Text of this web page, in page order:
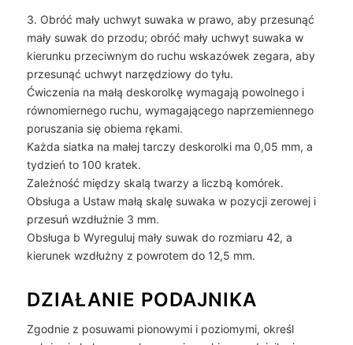
3. Obróć mały uchwyt suwaka w prawo, aby przesunąć
mały suwak do przodu; obróć mały uchwyt suwaka w
kierunku przeciwnym do ruchu wskazówek zegara, aby
przesunąć uchwyt narzędziowy do tyłu.
Ćwiczenia na małą deskorolkę wymagają powolnego i
równomiernego ruchu, wymagającego naprzemiennego
poruszania się obiema rękami.
Każda siatka na małej tarczy deskorolki ma 0,05 mm, a
tydzień to 100 kratek.
Zależność między skalą twarzy a liczbą komórek.
Obsługa a Ustaw małą skalę suwaka w pozycji zerowej i
przesuń wzdłużnie 3 mm.
Obsługa b Wyreguluj mały suwak do rozmiaru 42, a
kierunek wzdłużny z powrotem do 12,5 mm.
DZIAŁANIE PODAJNIKA
Zgodnie z posuwami pionowymi i poziomymi, określ